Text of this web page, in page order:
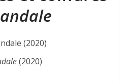
(2020)